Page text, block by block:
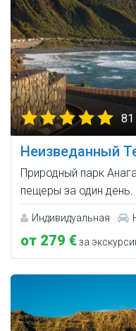
Неизведанный
Природный парк
пещеры за один день.
Индивидуальная
от 279 €за